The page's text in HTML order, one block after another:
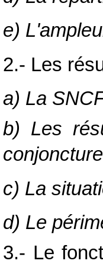
e)
2.- Les
a) La
b) Les
c) La
d) Le
3.- Le